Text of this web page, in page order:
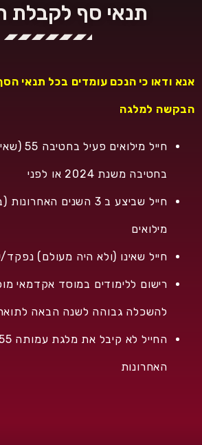
תנאי סף לקבלת
אנא ודאו כי הנכם עומדים בכל תנאי
הבקשה למלגה
חייל
בחטיבה משנת 2024 או לפני
מילואים
חייל שאינו (ולא היה מעולם)
רישום ללימודים במוסד אקדמאי
להשכלה גבוהה לשנה הבאה
האחרונות